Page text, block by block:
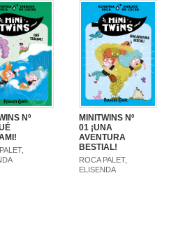
Nº
MINITWINS Nº
01 ¡UNA
AVENTURA
BESTIAL!
ROCA PALET,
ELISENDA